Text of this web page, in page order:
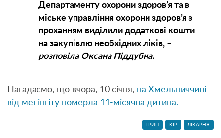
Департаменту охорони здоров’я та в
міське управління охорони здоров’я з
проханням виділили додаткові кошти
на закупівлю необхідних ліків, –
розповіла Оксана Піддубна.
Нагадаємо, що вчора, 10 січня, на Хмельниччині
від менінгіту померла 11-місячна дитина.
ГРИП КІР ЛІКАРНЯ